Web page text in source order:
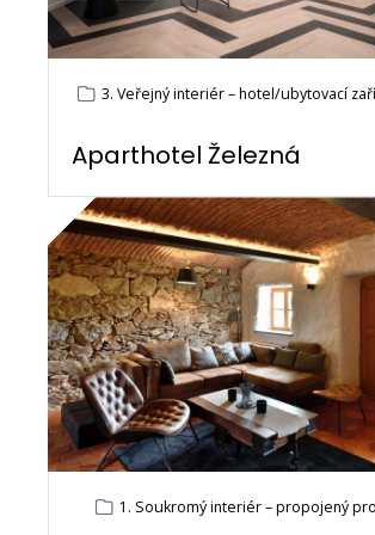
3. Veřejný interiér – hotel/ubytovací
Aparthotel Železná
1. Soukromý interiér – propojený